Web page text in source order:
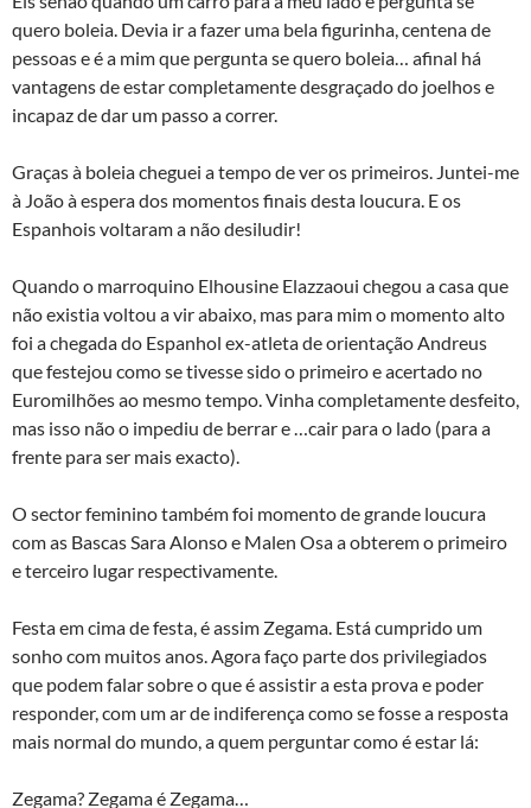
quero boleia. Devia ir a fazer uma bela figurinha, centena de
pessoas e é a mim que pergunta se quero boleia… afinal há
vantagens de estar completamente desgraçado do joelhos e
incapaz de dar um passo a correr.
Graças à boleia cheguei a tempo de ver os primeiros. Juntei-me
à João à espera dos momentos finais desta loucura. E os
Espanhois voltaram a não desiludir!
Quando o marroquino Elhousine Elazzaoui chegou a casa que
não existia voltou a vir abaixo, mas para mim o momento alto
foi a chegada do Espanhol ex-atleta de orientação Andreus
que festejou como se tivesse sido o primeiro e acertado no
Euromilhões ao mesmo tempo. Vinha completamente desfeito,
mas isso não o impediu de berrar e …cair para o lado (para a
frente para ser mais exacto).
O sector feminino também foi momento de grande loucura
com as Bascas Sara Alonso e Malen Osa a obterem o primeiro
e terceiro lugar respectivamente.
Festa em cima de festa, é assim Zegama. Está cumprido um
sonho com muitos anos. Agora faço parte dos privilegiados
que podem falar sobre o que é assistir a esta prova e poder
responder, com um ar de indiferença como se fosse a resposta
mais normal do mundo, a quem perguntar como é estar lá:
Zegama? Zegama é Zegama…